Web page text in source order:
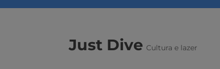
Just Dive Cultura e lazer